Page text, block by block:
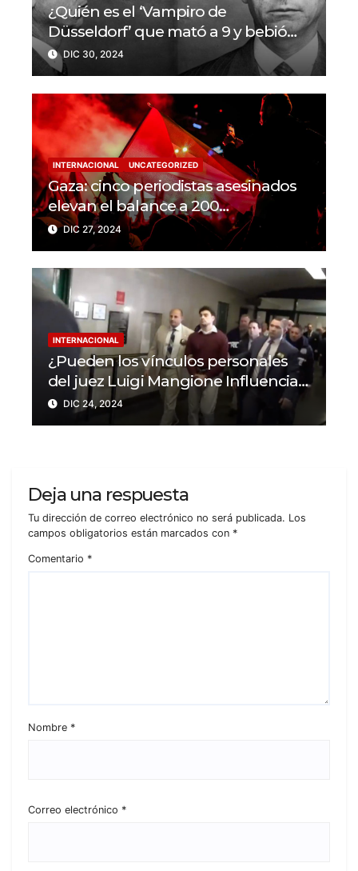
¿Quién es el ‘Vampiro de
Düsseldorf’ que mató a 9 y bebió
sangre de sus víctimas?
DIC 30, 2024
INTERNACIONAL UNCATEGORIZED
Gaza: cinco periodistas asesinados
elevan el balance a 200
trabajadores de la prensa muertos
en 2024
DIC 27, 2024
INTERNACIONAL
¿Pueden los vínculos personales
del juez Luigi Mangione Influenciar
el caso del CEO de
UnitedHealthcare?
DIC 24, 2024
Deja una respuesta
Tu dirección de correo electrónico no será publicada. Los
campos obligatorios están marcados con *
Comentario *
Nombre *
Correo electrónico *